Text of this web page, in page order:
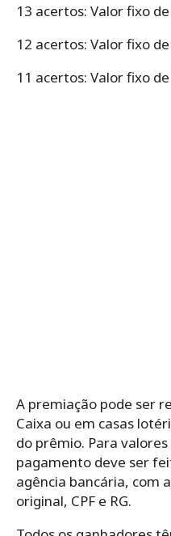
13 acertos: Valor fixo de
12 acertos: Valor fixo de
11 acertos: Valor fixo de
A premiação pode ser
Caixa ou em casas
do prêmio. Para
pagamento deve ser
agência bancária, com
original, CPF e RG.